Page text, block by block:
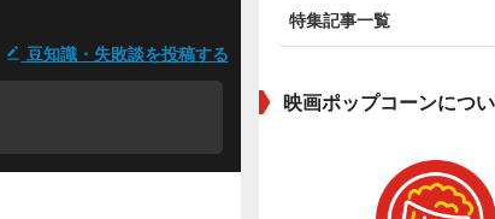
豆知識・失敗談を投稿する
特集記事一覧
映画ポップコーンにつ